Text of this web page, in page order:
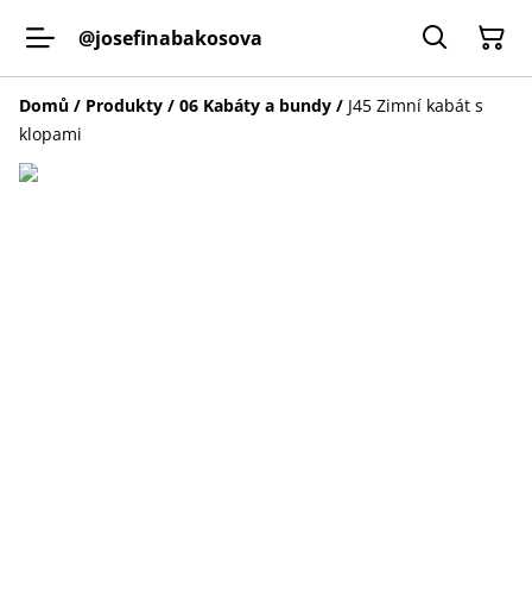
@josefinabakosova
Domů / Produkty / 06 Kabáty a bundy / J45 Zimní kabát s
klopami